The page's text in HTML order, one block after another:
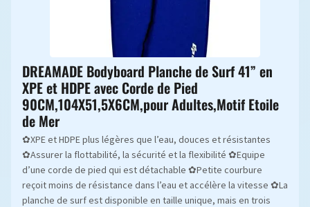
DREAMADE Bodyboard Planche de Surf 41” en
XPE et HDPE avec Corde de Pied
90CM,104X51,5X6CM,pour Adultes,Motif Etoile
de Mer
✿XPE et HDPE plus légères que l’eau, douces et résistantes
✿Assurer la flottabilité, la sécurité et la flexibilité ✿Equipe
d’une corde de pied qui est détachable ✿Petite courbure
reçoit moins de résistance dans l’eau et accélère la vitesse ✿La
planche de surf est disponible en taille unique, mais en trois